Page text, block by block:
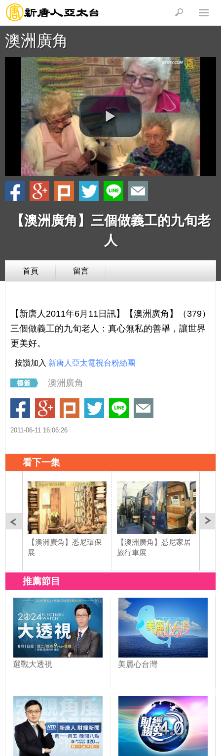
澳洲廣角
【澳洲廣角】三個做義工的九旬老
人
首頁 留言
【新唐人2011年6月11日訊】【澳洲廣角】（379）
三個做義工的九旬老人：真心無私的善舉，讓世界
更美好。
按讚加入 新唐人亞太電視台粉絲團
澳洲廣角
2011-06-11 16:06:26
看下一集
【澳洲廣角】悉尼環保
展
【澳洲廣角】悉尼家居
旅行車展
推薦節目
選戰大透視 美麗心台灣